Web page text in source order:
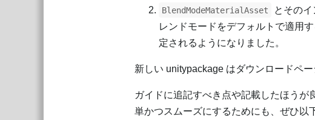
BlendModeMaterialAsset とその
レンドモードをデフォルトで適用す
定されるようになりました。
新しい unitypackage はダウンロードペ
ガイドに追記すべき点や記載したほう
単かつスムーズにするためにも、ぜひ以